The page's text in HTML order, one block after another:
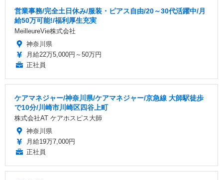
営業事務/完全土日休み/服装・ピアス自由/20～30代活躍中/月
給50万可能!/福利厚生充実
MeilleureVie株式会社
神奈川県
月給22万5,000円～50万円
正社員
ケアマネジャー/神奈川県/ケアマネジャー/京急線 大師駅徒歩
で10分/川崎市川崎区四谷上町
株式会社AT ケアホスピス大師
神奈川県
月給19万7,000円
正社員